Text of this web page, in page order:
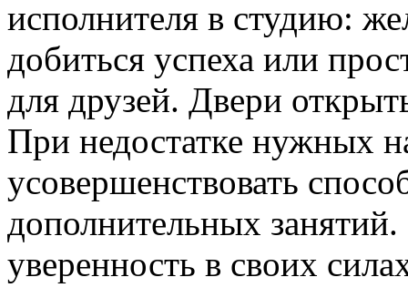
исполнителя в студию:
добиться успеха или
для друзей. Двери
При недостатке нужных
усовершенствовать
дополнительных занятий.
уверенность в своих